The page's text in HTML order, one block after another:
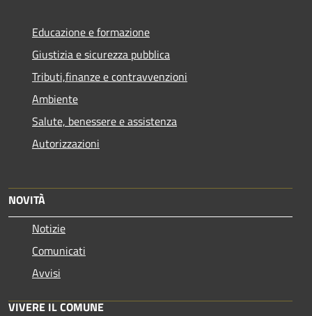
Educazione e formazione
Giustizia e sicurezza pubblica
Tributi,finanze e contravvenzioni
Ambiente
Salute, benessere e assistenza
Autorizzazioni
NOVITÀ
Notizie
Comunicati
Avvisi
VIVERE IL COMUNE